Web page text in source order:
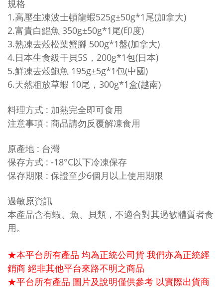
規格
1.高壓生凍波士頓龍蝦525g±50g*1尾(加拿大)
2.富貴白鯧魚 350g±50g*1尾(印度)
3.熟凍去殼松葉蟹腳 500g*1盤(加拿大)
4.日本生食級干貝5S，200g*1包(日本)
5.鮮凍去殼鮑魚 195g±5g*1包(中國)
6.天然粗放草蝦 10尾，300g*1盒(越南)
料理方式 : 加熱完全即可食用
注意事項 : 商品請勿反覆解凍食用
原產地 : 台灣
保存方式 : -18°C以下冷凍保存
保存期限 : 保證至少6個月以上使用期限
過敏原資訊
本產品含有蝦、魚、貝類，不適合對其過敏體質者食
用。
★本平台所有產品 均為正統公司貨 我們亦為正統經
銷商 絕非其他平台來路不明之商品
★平台所有產品 圖片及說明僅供參考 以實際出貨商